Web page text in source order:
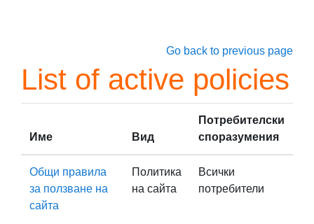
Прескочи на основното съдържаниеGo back to previous page
List of active policies
Име Вид
Потребителски
споразумения
Общи правила
за ползване на
сайта
Политика
на сайта
Всички
потребители